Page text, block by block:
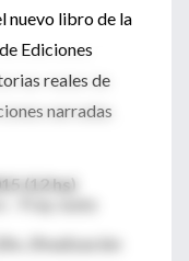
nuevo libro de la
Ediciones
reales de
narradas
(12 hs)
- Fray Justo
(finalización